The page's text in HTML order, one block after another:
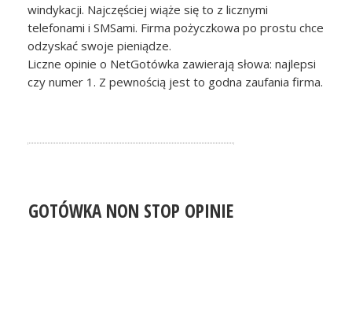
windykacji. Najczęściej wiąże się to z licznymi
telefonami i SMSami. Firma pożyczkowa po prostu chce
odzyskać swoje pieniądze.
Liczne opinie o NetGotówka zawierają słowa: najlepsi
czy numer 1. Z pewnością jest to godna zaufania firma.
GOTÓWKA NON STOP OPINIE